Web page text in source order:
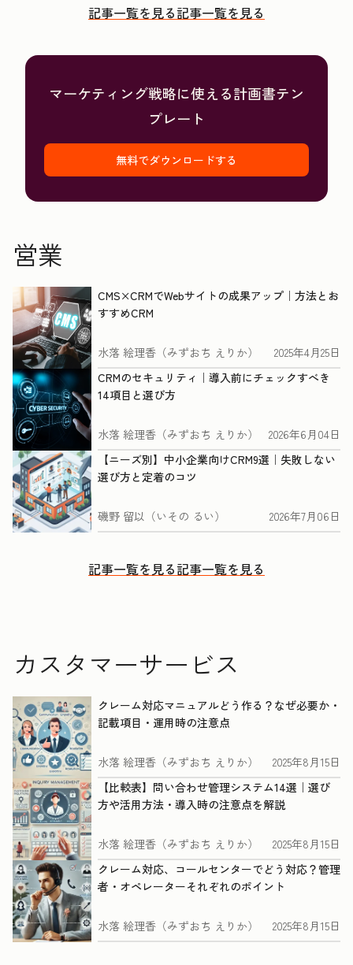
記事一覧を見る記事一覧を見る
マーケティング戦略に使える計画書テン
プレート
無料でダウンロードする
営業
CMS×CRMでWebサイトの成果アップ｜方法とお
すすめCRM
水落 絵理香（みずおち えりか）
2025年4月25日
CRMのセキュリティ｜導入前にチェックすべき
14項目と選び方
水落 絵理香（みずおち えりか）
2026年6月04日
【ニーズ別】中小企業向けCRM9選｜失敗しない
選び方と定着のコツ
磯野 留以（いその るい） 2026年7月06日
記事一覧を見る記事一覧を見る
カスタマーサービス
クレーム対応マニュアルどう作る？なぜ必要か・
記載項目・運用時の注意点
水落 絵理香（みずおち えりか）
2025年8月15日
【比較表】問い合わせ管理システム14選｜選び
方や活用方法・導入時の注意点を解説
水落 絵理香（みずおち えりか）
2025年8月15日
クレーム対応、コールセンターでどう対応？管理
者・オペレーターそれぞれのポイント
水落 絵理香（みずおち えりか） 2025年8月15日